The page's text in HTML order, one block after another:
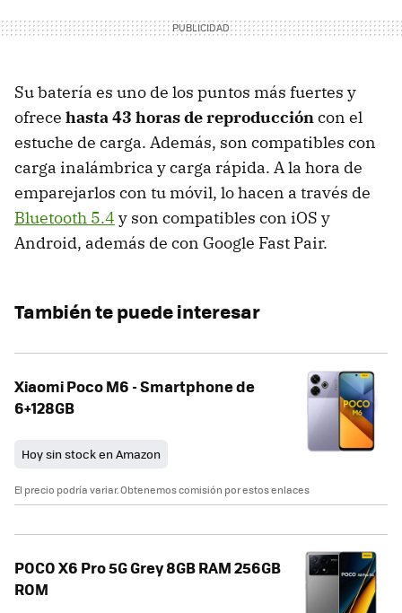
Su batería es uno de los puntos más fuertes y
ofrece hasta 43 horas de reproduccióncon el
estuche de carga. Además, son compatibles con
carga inalámbrica y carga rápida. A la hora de
emparejarlos con tu móvil, lo hacen a través de
Bluetooth 5.4 y son compatibles con iOS y
Android, además de con Google Fast Pair.
También te puede interesar
Xiaomi Poco M6 - Smartphone de
6+128GB
Hoy sin stock en Amazon
El precio podría variar. Obtenemos comisión por estos enlaces
POCO X6 Pro 5G Grey 8GB RAM 256GB
ROM